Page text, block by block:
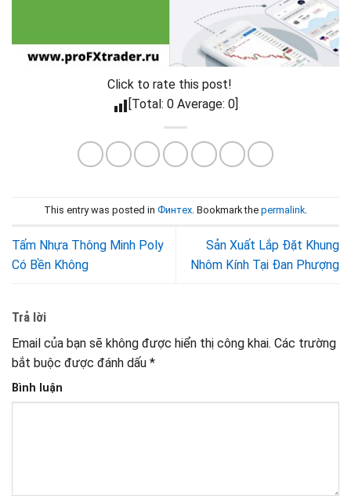
Click to rate this post!
[Total: 0 Average: 0]
This entry was posted in Финтех . Bookmark the permalink
Tấm Nhựa Thông Minh Poly
Có Bền Không
Sản Xuất Lắp Đặt Khung
Nhôm Kính Tại Đan Phượng
Trả lời
Email của bạn sẽ không được hiển thị công khai. Các trường
bắt buộc được đánh dấu *
Bình luận